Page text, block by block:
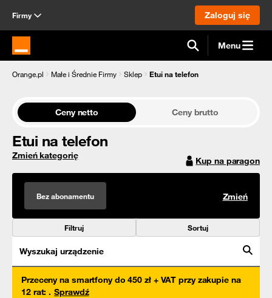
Firmy Zaloguj się
Strona główna Orange.pl Menu
Orange.pl Małe i Średnie Firmy Sklep Etui na telefon
Ceny netto Ceny brutto
Etui na telefon
Zmień kategorię Kup na paragon
Bez abonamentu Zmień
Filtruj Sortuj
Wyszukaj urządzenie
Przeceny na smartfony do 450 zł + VAT przy zakupie na
12 rat: . Sprawdź